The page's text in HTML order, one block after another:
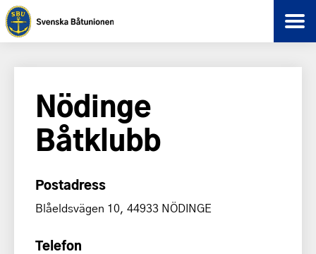
Nödinge
Båtklubb
Postadress
Blåeldsvägen 10, 44933 NÖDINGE
Telefon